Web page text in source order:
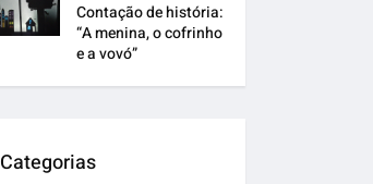
Contação de história:
“A menina, o cofrinho
e a vovó”
Categorias